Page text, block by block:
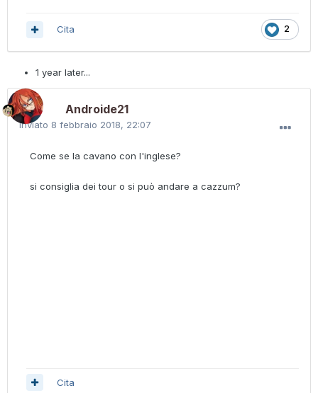
2
Cita
1 year later...
Androide21
Inviato 8 febbraio 2018, 22:07
Come se la cavano con l'inglese?
si consiglia dei tour o si può andare a cazzum?
Cita